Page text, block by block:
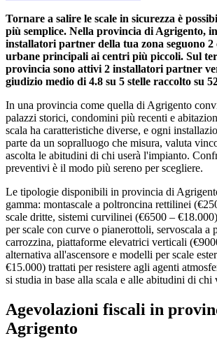
Tornare a salire le scale in sicurezza è
più semplice. Nella provincia di Agrigento,
installatori partner della tua zona seguono 2
urbane principali ai centri più piccoli. Sul
provincia sono attivi 2 installatori partner
giudizio medio di 4.8 su 5 stelle raccolto su
In una provincia come quella di Agrigento
palazzi storici, condomini più recenti e
scala ha caratteristiche diverse, e ogni
parte da un sopralluogo che misura, valuta
ascolta le abitudini di chi userà l'impianto.
preventivi è il modo più sereno per scegliere.
Le tipologie disponibili in provincia di
gamma: montascale a poltroncina rettilinei
scale dritte, sistemi curvilinei (€6500 –
per scale con curve o pianerottoli, servoscala a
carrozzina, piattaforme elevatrici verticali
alternativa all'ascensore e modelli per scale
€15.000) trattati per resistere agli agenti
si studia in base alla scala e alle abitudini di chi
Agevolazioni fiscali in
Agrigento